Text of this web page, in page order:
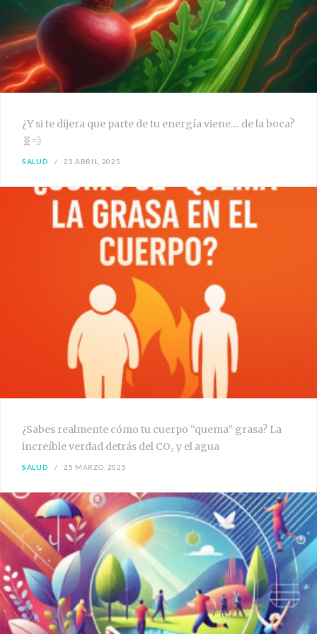
¿Y si te dijera que parte de tu energía viene… de la boca?
🧬💨
SALUD 23 ABRIL, 2025
¿Sabes realmente cómo tu cuerpo “quema” grasa? La
increíble verdad detrás del CO₂ y el agua
SALUD 25 MARZO, 2025